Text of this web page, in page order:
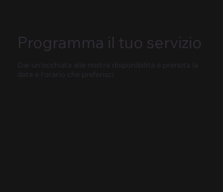
Programma il tuo servizio
Dai un'occhiata alle nostre disponibilità e prenota la
data e l'orario che preferisci